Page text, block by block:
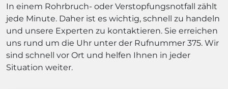
In einem Rohrbruch- oder Verstopfungsnotfall zählt
jede Minute. Daher ist es wichtig, schnell zu handeln
und unsere Experten zu kontaktieren. Sie erreichen
uns rund um die Uhr unter der Rufnummer 375. Wir
sind schnell vor Ort und helfen Ihnen in jeder
Situation weiter.